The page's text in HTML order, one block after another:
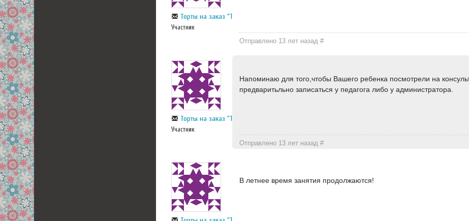
Торты на заказ "Тортбуфет"
Участник
Отправлено 13 лет назад#
Торты на заказ "Тортбуфет"
Участник
Напоминаю для того,чтобы Вашего ребенка посмотрели на
предваритьльно записаться у педагога либо у администратора.
Отправлено 13 лет назад#
В летнее время занятия продолжаются!